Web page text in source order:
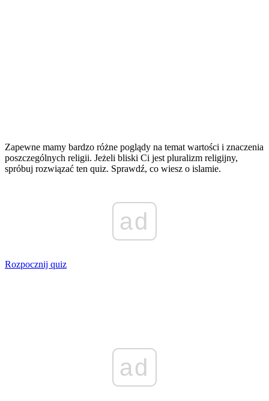
Zapewne mamy bardzo różne poglądy na temat wartości i znaczenia
poszczególnych religii. Jeżeli bliski Ci jest pluralizm religijny,
spróbuj rozwiązać ten quiz. Sprawdź, co wiesz o islamie.
ad
Rozpocznij quiz
ad